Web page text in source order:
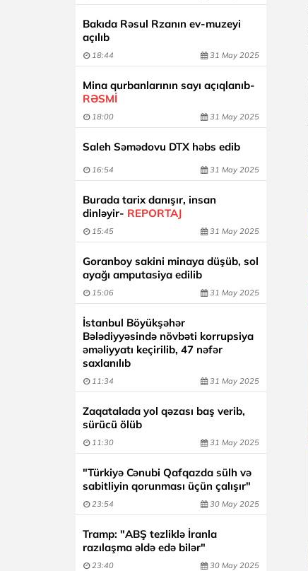
Bakıda Rəsul Rzanın ev-muzeyi
açılıb
18:44 31 May 2025
Mina qurbanlarının sayı açıqlanıb-
RƏSMİ
18:00 31 May 2025
Saleh Səmədovu DTX həbs edib
16:54 31 May 2025
Burada tarix danışır, insan
dinləyir- REPORTAJ
15:45 31 May 2025
Goranboy sakini minaya düşüb, sol
ayağı amputasiya edilib
15:06 31 May 2025
İstanbul Böyükşəhər
Bələdiyyəsində növbəti korrupsiya
əməliyyatı keçirilib, 47 nəfər
saxlanılıb
11:34 31 May 2025
Zaqatalada yol qəzası baş verib,
sürücü ölüb
11:30 31 May 2025
"Türkiyə Cənubi Qafqazda sülh və
sabitliyin qorunması üçün çalışır"
23:54 30 May 2025
Tramp: "ABŞ tezliklə İranla
razılaşma əldə edə bilər"
23:40 30 May 2025